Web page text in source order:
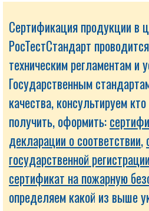
Сертификация продукции в
РосТестСтандарт
техническим регламентам и
Государственным
качества, консультируем
получить, оформить:
декларации о соответствии,
государственной
сертификат на пожарную
определяем какой из выше